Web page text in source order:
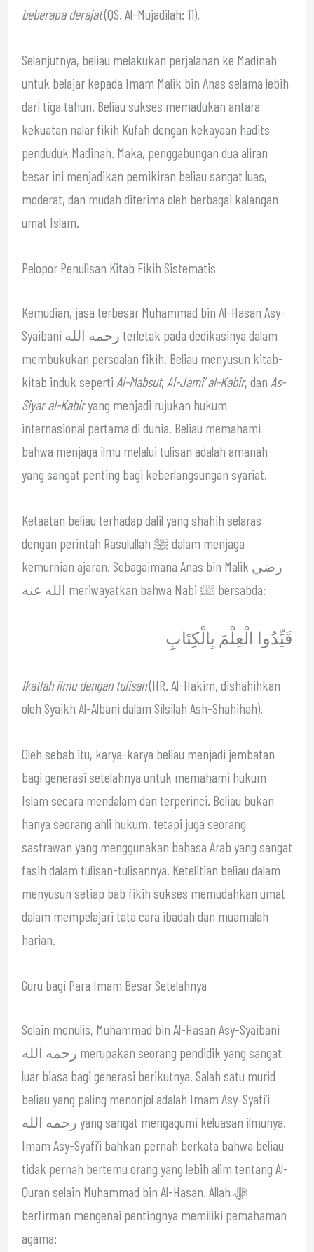
beberapa derajat(QS. Al-Mujadilah: 11).
Selanjutnya, beliau melakukan perjalanan ke Madinah
untuk belajar kepada Imam Malik bin Anas selama lebih
dari tiga tahun. Beliau sukses memadukan antara
kekuatan nalar fikih Kufah dengan kekayaan hadits
penduduk Madinah. Maka, penggabungan dua aliran
besar ini menjadikan pemikiran beliau sangat luas,
moderat, dan mudah diterima oleh berbagai kalangan
umat Islam.
Pelopor Penulisan Kitab Fikih Sistematis
Kemudian, jasa terbesar Muhammad bin Al-Hasan Asy-
Syaibani رحمه الله terletak pada dedikasinya dalam
membukukan persoalan fikih. Beliau menyusun kitab-
kitab induk seperti Al-Mabsut, Al-Jami’ al-Kabir, dan As-
Siyar al-Kabiryang menjadi rujukan hukum
internasional pertama di dunia. Beliau memahami
bahwa menjaga ilmu melalui tulisan adalah amanah
yang sangat penting bagi keberlangsungan syariat.
Ketaatan beliau terhadap dalil yang shahih selaras
dengan perintah Rasulullah ﷺ dalam menjaga
kemurnian ajaran. Sebagaimana Anas bin Malik رضي
الله عنه meriwayatkan bahwa Nabi ﷺ bersabda:
قَيِّدُوا الْعِلْمَ بِالْكِتَابِ
Ikatlah ilmu dengan tulisan(HR. Al-Hakim, dishahihkan
oleh Syaikh Al-Albani dalam Silsilah Ash-Shahihah).
Oleh sebab itu, karya-karya beliau menjadi jembatan
bagi generasi setelahnya untuk memahami hukum
Islam secara mendalam dan terperinci. Beliau bukan
hanya seorang ahli hukum, tetapi juga seorang
sastrawan yang menggunakan bahasa Arab yang sangat
fasih dalam tulisan-tulisannya. Ketelitian beliau dalam
menyusun setiap bab fikih sukses memudahkan umat
dalam mempelajari tata cara ibadah dan muamalah
harian.
Guru bagi Para Imam Besar Setelahnya
Selain menulis, Muhammad bin Al-Hasan Asy-Syaibani
رحمه الله merupakan seorang pendidik yang sangat
luar biasa bagi generasi berikutnya. Salah satu murid
beliau yang paling menonjol adalah Imam Asy-Syafi’i
رحمه الله yang sangat mengagumi keluasan ilmunya.
Imam Asy-Syafi’i bahkan pernah berkata bahwa beliau
tidak pernah bertemu orang yang lebih alim tentang Al-
Quran selain Muhammad bin Al-Hasan. Allah ﷻ
berfirman mengenai pentingnya memiliki pemahaman
agama: